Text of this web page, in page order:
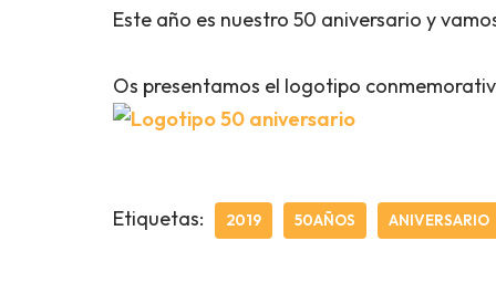
Este año es nuestro 50 aniversario y
Os presentamos el logotipo
Etiquetas: 2019 50AÑOS ANIVERSARIO